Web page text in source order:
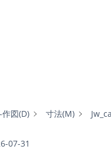
図(D) 寸法(M)
07-31